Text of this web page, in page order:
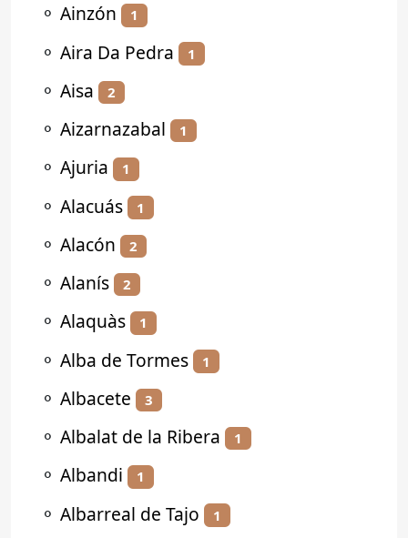
⚬ Ainzón 1
⚬ Aira Da Pedra 1
⚬ Aisa 2
⚬ Aizarnazabal 1
⚬ Ajuria 1
⚬ Alacuás 1
⚬ Alacón 2
⚬ Alanís 2
⚬ Alaquàs 1
⚬ Alba de Tormes 1
⚬ Albacete 3
⚬ Albalat de la Ribera 1
⚬ Albandi 1
⚬ Albarreal de Tajo 1